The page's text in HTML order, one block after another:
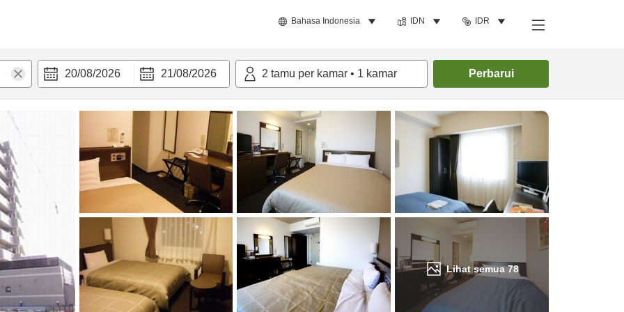
Bahasa Indonesia IDN IDR
20/08/2026 21/08/2026 2 tamu per kamar • 1 kamar Perbarui
Lihat semua78
Cari kamar